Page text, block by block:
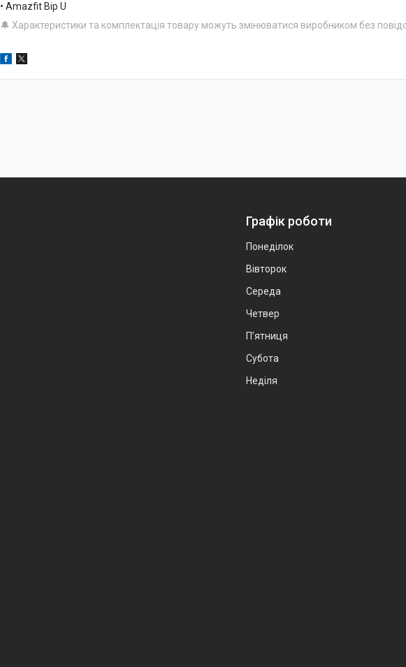
• Amazfit Bip U
🔔 Характеристики та комплектація товару можуть змінюватися виробником без
Графік роботи
Понеділок
Вівторок
Середа
Четвер
Пʼятниця
Субота
Неділя